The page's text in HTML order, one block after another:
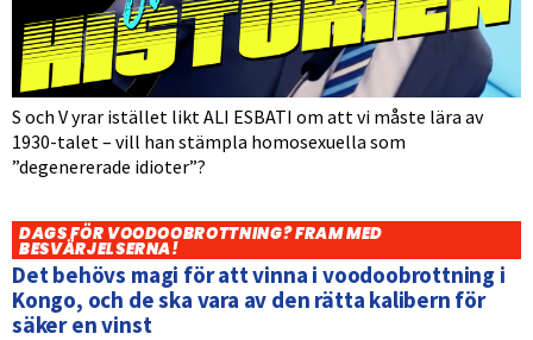
S och V yrar istället likt ALI ESBATI om att vi måste lära av
1930-talet – vill han stämpla homosexuella som
”degenererade idioter”?
DAGS FÖR VOODOOBROTTNING? FRAM MED
BESVÄRJELSERNA!
Det behövs magi för att vinna i voodoobrottning i
Kongo, och de ska vara av den rätta kalibern för
säker en vinst